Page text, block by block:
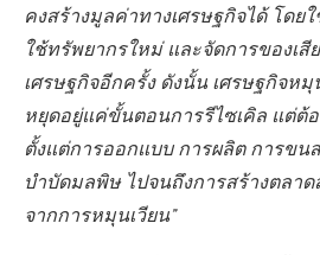
คงสร้างมูลค่าทางเศรษฐกิจได้ โดย
ใช้ทรัพยากรใหม่ และจัดการของเสี
เศรษฐกิจอีกครั้ง ดังนั้น เศรษฐกิจห
หยุดอยู่แค่ขั้นตอนการรีไซเคิล แต่ต้
ตั้งแต่การออกแบบ การผลิต การขน
บำบัดมลพิษ ไปจนถึงการสร้างตล
จากการหมุนเวียน”